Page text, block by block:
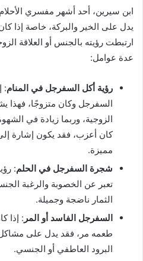
ابن سيرين، أحد أشهر مفسري
يدل على الخير والبركة، خاصة إذا
ارتبطت رؤيته بالجنس أو العلاقة
عدة عوامل:
رؤية أكل السفرجل في المنام:
السفرجل وكان متزوجًا، فهذا
الزوجية، وربما زيادة في
كان أعزب، فقد يكون إشارة
مميزة.
شجرة السفرجل في الحلم:
تعبر عن الخصوبة والرغبة
الثمار ناضجة وجميلة.
السفرجل الفاسد أو المر : إذا
طعمه مر، فقد يدل على مشاكل
البرود العاطفي أو الجنسي.